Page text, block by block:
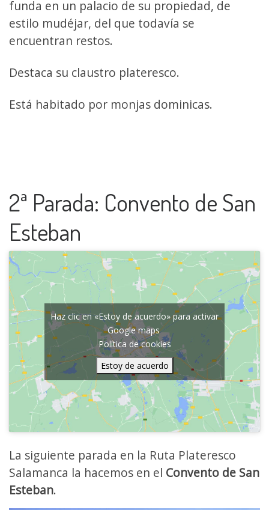
funda en un palacio de su propiedad, de
estilo mudéjar, del que todavía se
encuentran restos.
Destaca su claustro plateresco.
Está habitado por monjas dominicas.
2ª Parada: Convento de San
Esteban
Haz clic en «Estoy de acuerdo» para activar
Google maps
Política de cookies
Estoy de acuerdo
La siguiente parada en la Ruta Plateresco
Salamanca la hacemos en el Convento de San
Esteban.